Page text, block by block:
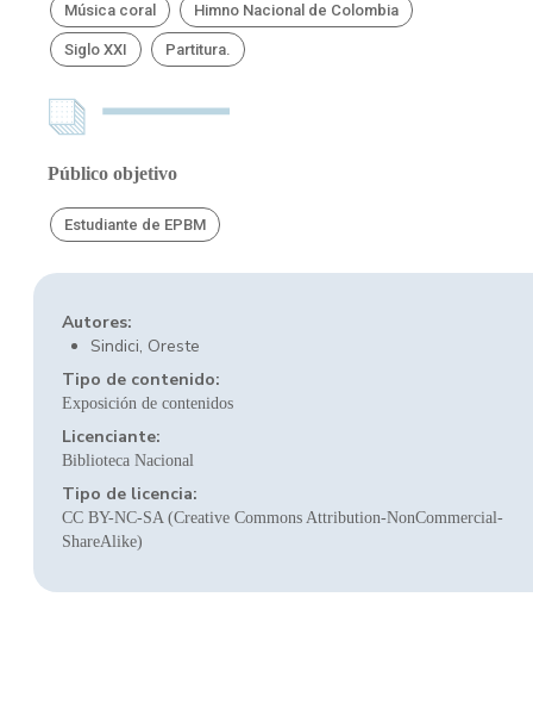
Música coral Himno Nacional de Colombia
Siglo XXI Partitura.
Público objetivo
Estudiante de EPBM
Autores:
Sindici, Oreste
Tipo de contenido:
Exposición de contenidos
Licenciante:
Biblioteca Nacional
Tipo de licencia:
CC BY-NC-SA (Creative Commons Attribution-NonCommercial-
ShareAlike)